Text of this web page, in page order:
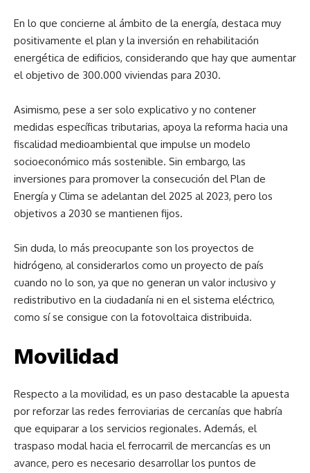
En lo que concierne al ámbito de la energía, destaca muy
positivamente el plan y la inversión en rehabilitación
energética de edificios, considerando que hay que aumentar
el objetivo de 300.000 viviendas para 2030.
Asimismo, pese a ser solo explicativo y no contener
medidas específicas tributarias, apoya la reforma hacia una
fiscalidad medioambiental que impulse un modelo
socioeconómico más sostenible. Sin embargo, las
inversiones para promover la consecución del Plan de
Energía y Clima se adelantan del 2025 al 2023, pero los
objetivos a 2030 se mantienen fijos.
Sin duda, lo más preocupante son los proyectos de
hidrógeno, al considerarlos como un proyecto de país
cuando no lo son, ya que no generan un valor inclusivo y
redistributivo en la ciudadanía ni en el sistema eléctrico,
como sí se consigue con la fotovoltaica distribuida.
Movilidad
Respecto a la movilidad, es un paso destacable la apuesta
por reforzar las redes ferroviarias de cercanías que habría
que equiparar a los servicios regionales. Además, el
traspaso modal hacia el ferrocarril de mercancías es un
avance, pero es necesario desarrollar los puntos de